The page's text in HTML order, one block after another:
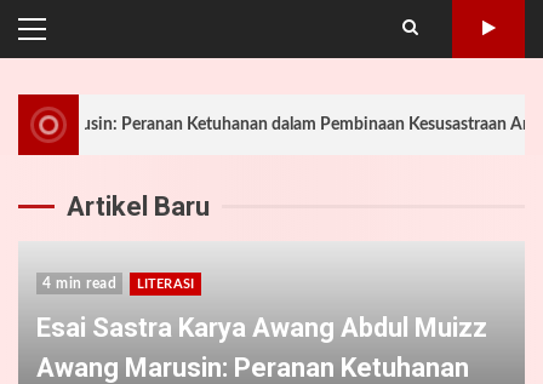
PRIMARY
MENU
Peranan Ketuhanan dalam Pembinaan Kesusastraan Anak-Anak
Artikel Baru
4 min read LITERASI
Esai Sastra Karya Awang Abdul Muizz
Awang Marusin: Peranan Ketuhanan